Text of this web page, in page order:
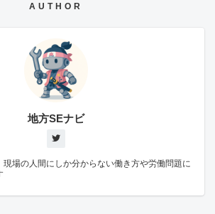
AUTHOR
地方SEナビ
場の人間にしか分からない働き方や労働問題に